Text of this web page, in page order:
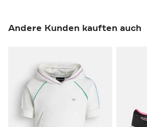
Andere Kunden kauften auch